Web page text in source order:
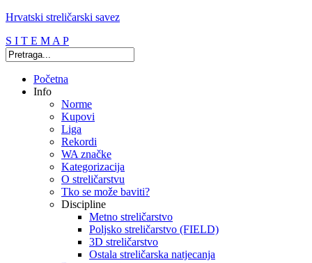
Hrvatski streličarski savez
S I T E M A P
Početna
Info
Norme
Kupovi
Liga
Rekordi
WA značke
Kategorizacija
O streličarstvu
Tko se može baviti?
Discipline
Metno streličarstvo
Poljsko streličarstvo (FIELD)
3D streličarstvo
Ostala streličarska natjecanja